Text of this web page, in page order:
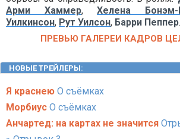
Арми Хаммер,Хелена Бонэм-
Уилкинсон, Рут Уилсон, Барри Пеппер.
ПРЕВЬЮ ГАЛЕРЕИ КАДРОВ
НОВЫЕ ТРЕЙЛЕРЫ:
Я краснею О съёмках
Морбиус О съёмках
Анчартед: на картах не значится